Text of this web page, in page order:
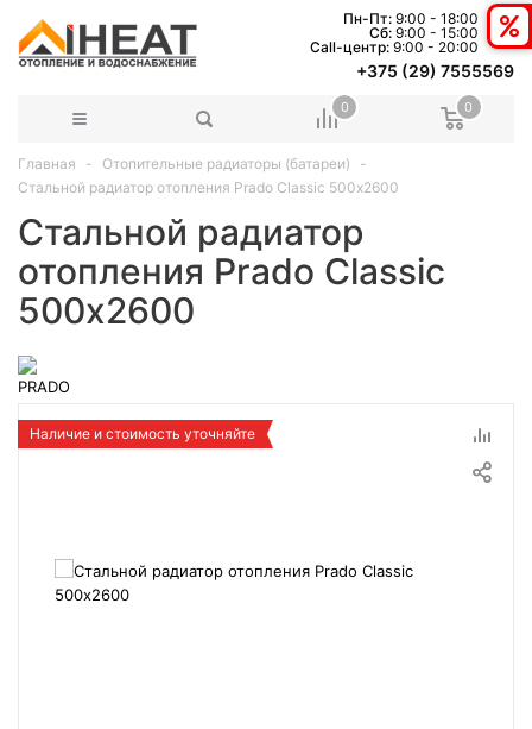
Пн-Пт: 9:00 - 18:00
Сб: 9:00 - 15:00
Сall-центр: 9:00 - 20:00
+375 (29) 7555569
0 0
Главная
Отопительные радиаторы (батареи)
Стальной радиатор отопления Prado Classic 500х2600
Стальной радиатор
отопления Prado Classic
500х2600
Наличие и стоимость уточняйте